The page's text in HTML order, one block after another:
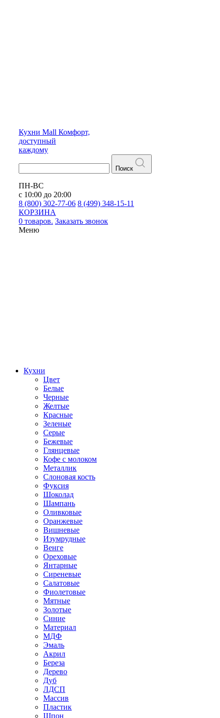
Кухни Mall Комфорт,
доступный
каждому
Поиск
ПН-ВС
с 10:00 до 20:00
8 (800) 302-77-06 8 (499) 348-15-11
КОРЗИНА
0 товаров. Заказать звонок
Меню
Кухни
Цвет
Белые
Черные
Желтые
Красные
Зеленые
Серые
Бежевые
Глянцевые
Кофе с молоком
Металлик
Слоновая кость
Фуксия
Шоколад
Шампань
Оливковые
Оранжевые
Вишневые
Изумрудные
Венге
Ореховые
Янтарные
Сиреневые
Салатовые
Фиолетовые
Мятные
Золотые
Синие
Материал
МДФ
Эмаль
Акрил
Береза
Дерево
Дуб
ЛДСП
Массив
Пластик
Шпон